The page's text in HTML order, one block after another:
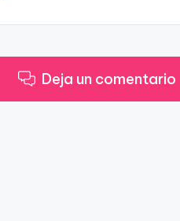
Deja un comentario